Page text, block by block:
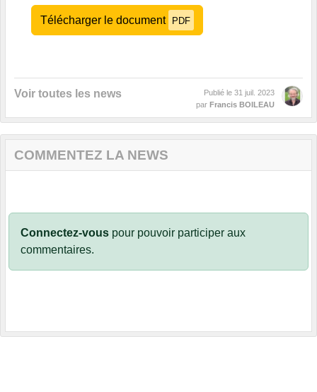
Télécharger le document PDF
Voir toutes les news Publié le 31 juil. 2023
par Francis BOILEAU
COMMENTEZ LA NEWS
Connectez-vous pour pouvoir participer aux
commentaires.